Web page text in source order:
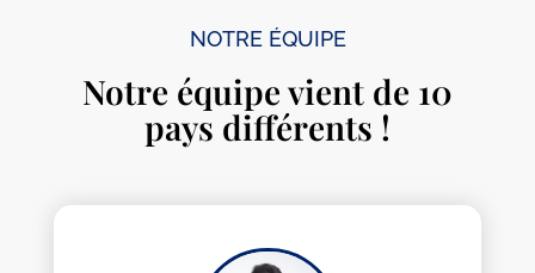
NOTRE ÉQUIPE
Notre équipe vient de 10
pays différents !